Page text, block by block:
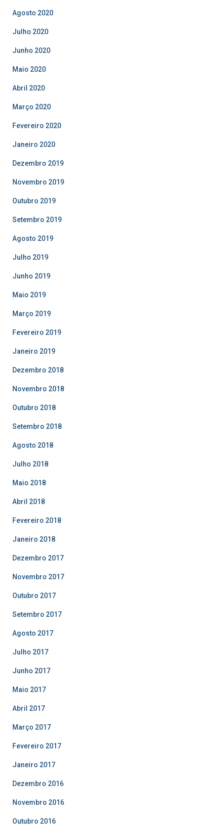
Agosto 2020
Julho 2020
Junho 2020
Maio 2020
Abril 2020
Março 2020
Fevereiro 2020
Janeiro 2020
Dezembro 2019
Novembro 2019
Outubro 2019
Setembro 2019
Agosto 2019
Julho 2019
Junho 2019
Maio 2019
Março 2019
Fevereiro 2019
Janeiro 2019
Dezembro 2018
Novembro 2018
Outubro 2018
Setembro 2018
Agosto 2018
Julho 2018
Maio 2018
Abril 2018
Fevereiro 2018
Janeiro 2018
Dezembro 2017
Novembro 2017
Outubro 2017
Setembro 2017
Agosto 2017
Julho 2017
Junho 2017
Maio 2017
Abril 2017
Março 2017
Fevereiro 2017
Janeiro 2017
Dezembro 2016
Novembro 2016
Outubro 2016